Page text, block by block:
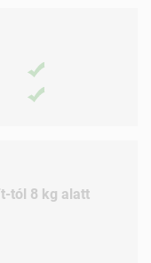
tól 8 kg alatt